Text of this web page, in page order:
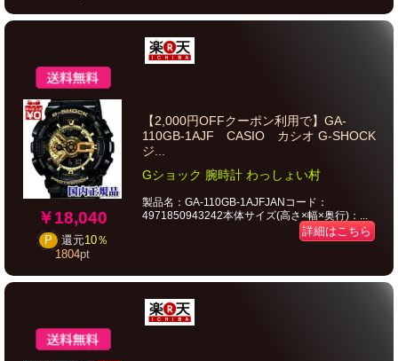
￥18,040
P 還元10％
1804pt
【2,000円OFFクーポン利用で】GA-
110GB-1AJF CASIO カシオ G-SHOCK
ジ...
Gショック 腕時計 わっしょい村
製品名：GA-110GB-1AJFJANコード：
4971850943242本体サイズ(高さ×幅×奥行)：...
詳細はこちら